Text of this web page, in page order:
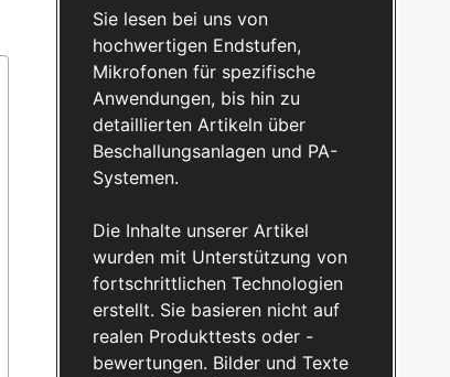
Sie lesen bei uns von
hochwertigen Endstufen,
Mikrofonen für spezifische
Anwendungen, bis hin zu
detaillierten Artikeln über
Beschallungsanlagen und PA-
Systemen.
Die Inhalte unserer Artikel
wurden mit Unterstützung von
fortschrittlichen Technologien
erstellt. Sie basieren nicht auf
realen Produkttests oder -
bewertungen. Bilder und Texte